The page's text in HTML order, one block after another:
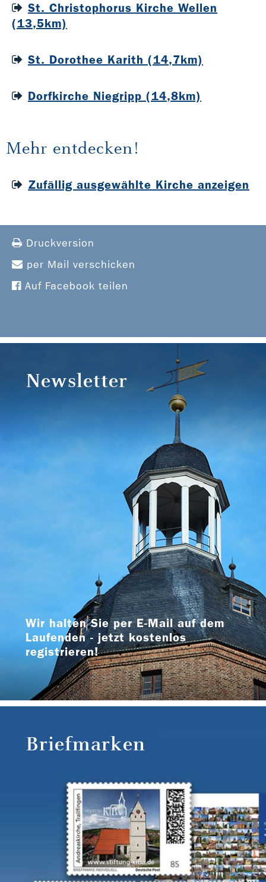
St. Christophorus Kirche Wellen
(13,5km)
St. Dorothee Karith (14,7km)
Dorfkirche Niegripp (14,8km)
Mehr entdecken!
Zufällig ausgewählte Kirche anzeigen
Druckversion
per Mail verschicken
Auf Facebook teilen
Newsletter
Wir halten Sie per E-Mail auf dem
Laufenden - jetzt kostenlos
registrieren!
Briefmarken